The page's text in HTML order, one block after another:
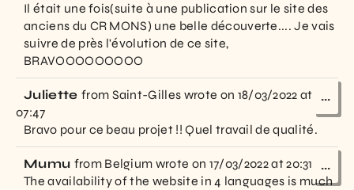
Il était une fois(suite à une publication sur le site des
anciens du CR MONS) une belle découverte.... Je vais
suivre de près l'évolution de ce site,
BRAVOOOOOOOOO
Juliette from Saint-Gilles wrote on 18/03/2022 at
07:47
Bravo pour ce beau projet !! Quel travail de qualité.
...
Mumu from Belgium wrote on 17/03/2022at20:31
The availability of the website in 4 languages is much
...